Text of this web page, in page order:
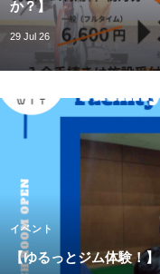
か？】
29 Jul 26
イベント
【ゆるっとジム体験！】